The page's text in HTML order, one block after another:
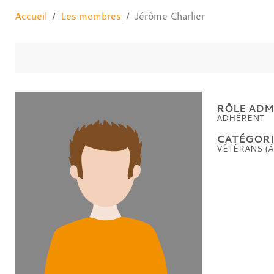
Accueil Les membres Jérôme Charlier
RÔLE
ADHÉRENT
VÉTÉRANS